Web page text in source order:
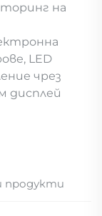
на
LED
чрез
дисплей
продукти